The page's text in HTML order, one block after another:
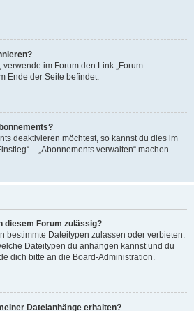
im Forum den Link „Forum
Ende der Seite befindet.
deaktivieren möchtest, so kannst du dies im
– „Abonnements verwalten“ machen.
diesem Forum zulässig?
bestimmte Dateitypen zulassen oder verbieten.
Dateitypen du anhängen kannst und du
dich bitte an die Board-Administration.
Dateianhänge erhalten?